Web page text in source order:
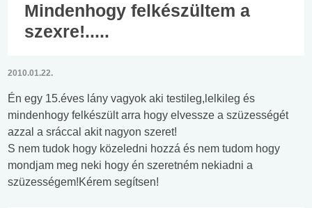
Mindenhogy felkészültem a
szexre!.....
2010.01.22.
Én egy 15.éves lány vagyok aki testileg,lelkileg és
mindenhogy felkészült arra hogy elvessze a szüzességét
azzal a sráccal akit nagyon szeret!
S nem tudok hogy közeledni hozzá és nem tudom hogy
mondjam meg neki hogy én szeretném nekiadni a
szüzességem!Kérem segítsen!